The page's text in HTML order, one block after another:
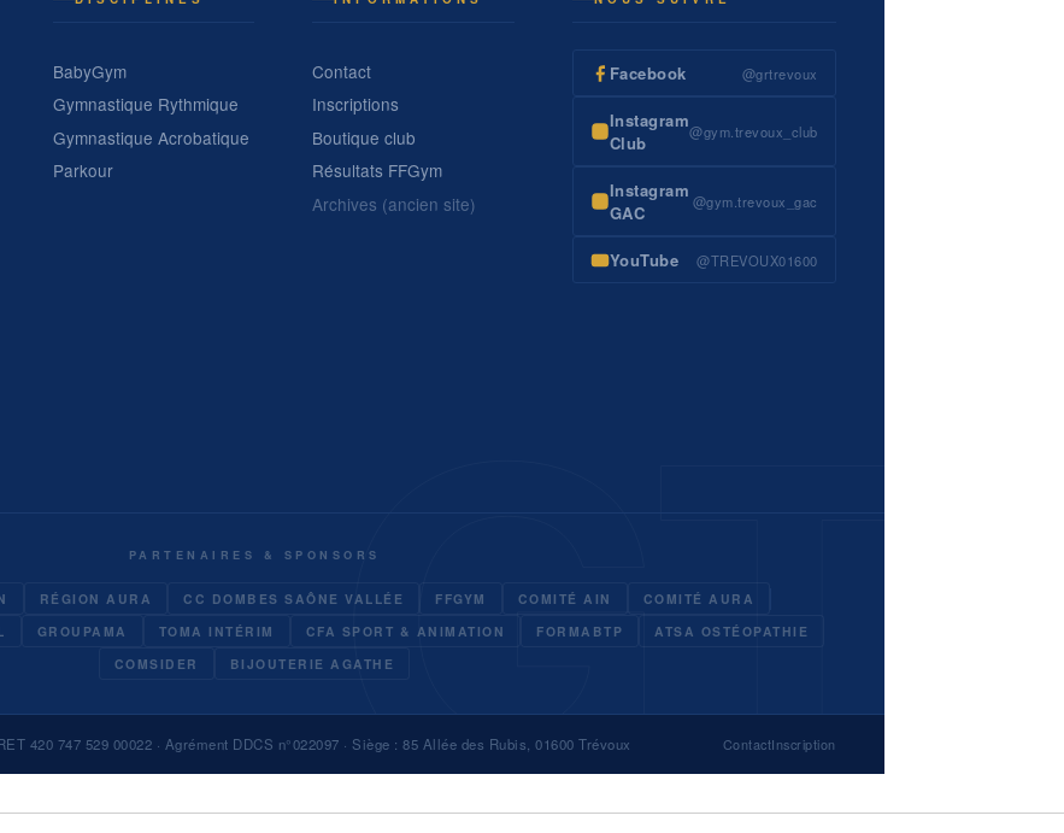
BabyGym
Gymnastique Rythmique
Gymnastique Acrobatique
Parkour
Contact
Inscriptions
Boutique club
Résultats FFGym
Archives (ancien site)
Facebook @grtrevoux
Instagram
Club
@gym.trevoux_club
Instagram
GAC
@gym.trevoux_gac
YouTube @TREVOUX01600
PARTENAIRES & SPONSORS
RÉGION AURA CC DOMBES SAÔNE VALLÉE FFGYM COMITÉ AIN
COMITÉ AURA
GROUPAMA TOMA INTÉRIM CFA SPORT & ANIMATION FORMABTP
ATSA OSTÉOPATHIE
COMSIDER
BIJOUTERIE AGATHE
420 747 529 00022 · Agrément DDCS n°022097 · Siège : 85 Allée des Rubis, 01600 Trévoux ContactInscription